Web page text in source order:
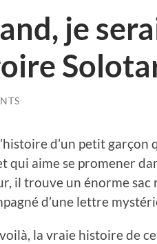
je
d’un petit garçon
qui aime se promener
il trouve un énorme sac
d’une lettre
la vraie histoire de